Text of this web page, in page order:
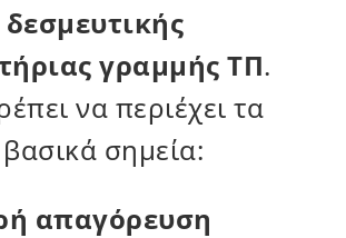
δεσμευτικής
γραμμής ΤΠ.
να περιέχει τα
σημεία:
απαγόρευση